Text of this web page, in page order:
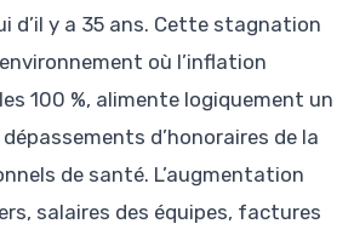
d’il y a 35 ans. Cette stagnation
où l’inflation
100 %, alimente logiquement un
d’honoraires de la
de santé. L’augmentation
salaires des équipes, factures